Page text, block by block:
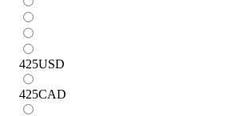
425USD
425CAD